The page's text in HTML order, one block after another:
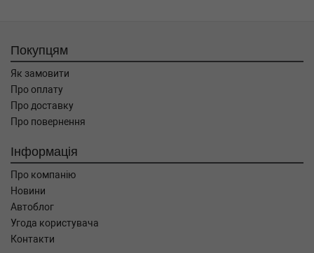
Покупцям
Як замовити
Про оплату
Про доставку
Про повернення
Інформація
Про компанію
Новини
Автоблог
Угода користувача
Контакти